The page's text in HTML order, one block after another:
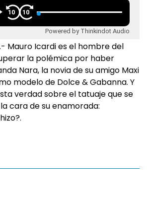
10 10
Powered by Thinkindot Audio
Mauro Icardi es el hombre del
la polémica por haber
Nara, la novia de su amigo Maxi
modelo de Dolce & Gabanna. Y
verdad sobre el tatuaje que se
cara de su enamorada: